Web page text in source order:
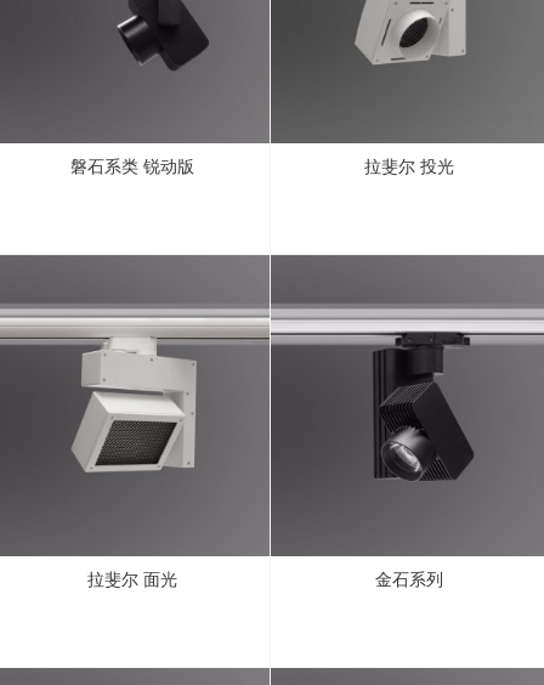
磐石系类 锐动版 拉斐尔 投光
拉斐尔 面光 金石系列